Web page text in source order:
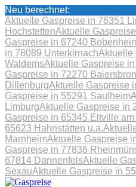
Neu berechnet:
Aktuelle Gaspreise in 76351
HochstettenAktuelle
Gaspreise in 67240
in 78089 UnterkirnachAktuelle
WaldemsAktuelle Gaspreise
Gaspreise in 72270
DillenburgAktuelle Gaspreise
Gaspreise in 55291 Saulheim
LimburgAktuelle Gaspreise in
Gaspreise in 65345 Eltville
65623 Hahnstätten u.a.
MarnheimAktuelle Gaspreise
Gaspreise in 77836
67814 DannenfelsAktuelle
SexauAktuelle Gaspreise in
Skip